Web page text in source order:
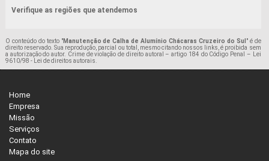
Verifique as regiões que atendemos
O conteúdo do texto "Manutenção de Calha de Alumínio Chácaras Cruzeiro do Sul " é de
direito reservado. Sua reprodução, parcial ou total, mesmo citando nossos links, é proibida sem
a autorização do autor. Crime de violação de direito autoral – artigo 184 do Código Penal – Lei
9610/98 - Lei de direitos autorais.
Home
Empresa
Missão
Serviços
Contato
Mapa do site